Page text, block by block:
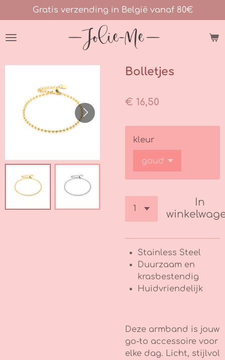
direct
naar
Gratis verzending in België vanaf 80€
Bolletjes
€ 16,50
kleur
In
Stainless Steel
Duurzaam en
krasbestendig
Huidvriendelijk
Deze armband is jouw
go-to accessoire voor
elke dag. Licht, stijlvol